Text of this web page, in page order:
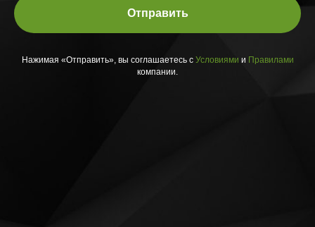
Отправить
Нажимая «Отправить», вы соглашаетесь с Условиями и Правилами
компании.